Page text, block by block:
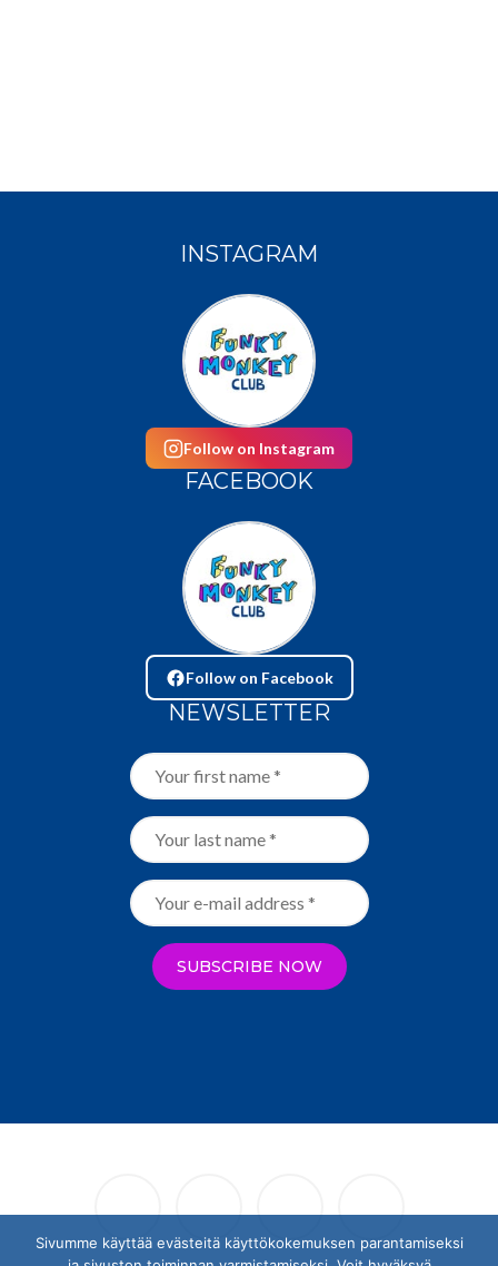
INSTAGRAM
Follow on Instagram
FACEBOOK
Follow on Facebook
NEWSLETTER
Sivumme käyttää evästeitä käyttökokemuksen parantamiseksi